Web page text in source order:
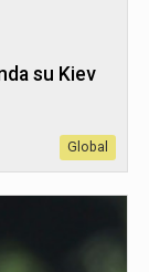
su Kiev
Global